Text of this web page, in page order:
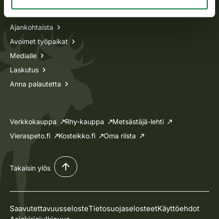
Ajankohtaista
Avoimet työpaikat
Medialle
Laskutus
Anna palautetta
Verkkokauppa Rhy-kauppa
Metsästäjä-lehti
Vieraspeto.fi
Kosteikko.fi Oma riista
Takaisin ylös
SaavutettavuusselosteTietosuojaselosteetKäyttöehdot